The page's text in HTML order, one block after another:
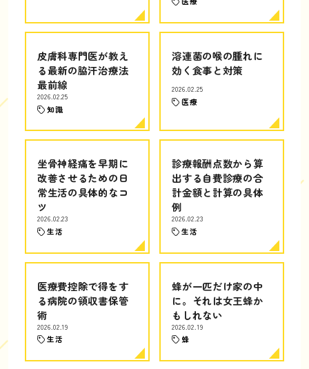
皮膚科専門医が教え
る最新の脇汗治療法
最前線
2026.02.25
知識
溶連菌の喉の腫れに
効く食事と対策
2026.02.25
医療
坐骨神経痛を早期に
改善させるための日
常生活の具体的なコ
ツ
2026.02.23
生活
診療報酬点数から算
出する自費診療の合
計金額と計算の具体
例
2026.02.23
生活
医療費控除で得をす
る病院の領収書保管
術
2026.02.19
生活
蜂が一匹だけ家の中
に。それは女王蜂か
もしれない
2026.02.19
蜂